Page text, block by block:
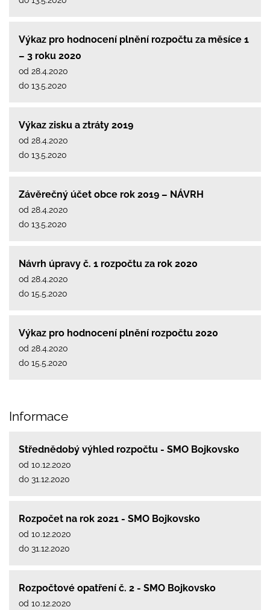
Výkaz pro hodnocení plnění rozpočtu za měsíce 1
– 3 roku 2020
od 28.4.2020
do 13.5.2020
Výkaz zisku a ztráty 2019
od 28.4.2020
do 13.5.2020
Závěrečný účet obce rok 2019 – NÁVRH
od 28.4.2020
do 13.5.2020
Návrh úpravy č. 1 rozpočtu za rok 2020
od 28.4.2020
do 15.5.2020
Výkaz pro hodnocení plnění rozpočtu 2020
od 28.4.2020
do 15.5.2020
Informace
Střednědobý výhled rozpočtu - SMO Bojkovsko
od 10.12.2020
do 31.12.2020
Rozpočet na rok 2021 - SMO Bojkovsko
od 10.12.2020
do 31.12.2020
Rozpočtové opatření č. 2 - SMO Bojkovsko
od 10.12.2020